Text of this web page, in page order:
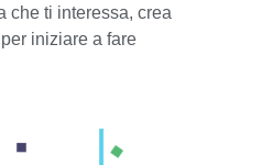
che ti interessa, crea
iniziare a fare